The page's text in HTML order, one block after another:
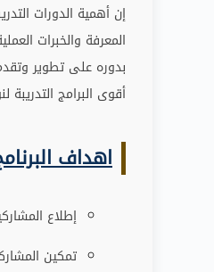
إن أهمية الدورات
المعرفة والخبرات
بدوره على تطوير
أقوى البرامج
اهداف
إطلاع
تمكين